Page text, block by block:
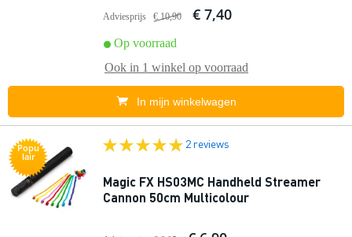
Adviesprijs € 10,90 € 7,40
Op voorraad
Ook in 1 winkel op voorraad
In mijn winkelwagen
Popu
lair
2 reviews
Magic FX HS03MC Handheld Streamer
Cannon 50cm Multicolour